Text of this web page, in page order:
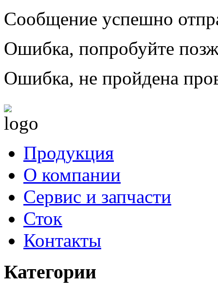
Сообщение успешно
Ошибка, попробуйте
Ошибка, не пройдена
Продукция
О компании
Сервис и запчасти
Сток
Контакты
Категории